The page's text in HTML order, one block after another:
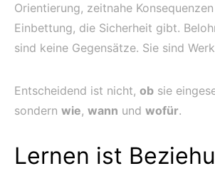
Orientierung, zeitnahe
Einbettung, die Sicherheit gibt.
sind keine Gegensätze. Sie sind
Entscheidend ist nicht, ob sie
sondern wie, wann und wofür.
Lernen ist